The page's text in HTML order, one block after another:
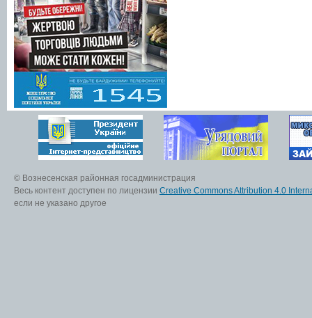
© Вознесенская районная госадминистрация
Весь контент доступен по лицензии Creative Commons Attribution 4.0
если не указано другое